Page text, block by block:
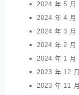
2024 年 5 月
2024 年 4 月
2024 年 3 月
2024 年 2 月
2024 年 1 月
2023 年 12 月
2023 年 11 月